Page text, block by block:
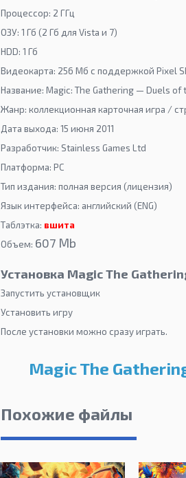
Процессор: 2 ГГц
ОЗУ: 1 Гб (2 Гб для Vista и 7)
HDD: 1 Гб
Видеокарта: 256 Мб с поддержкой Pixel
Название: Magic: The Gathering — Duels of
Жанр: коллекционная карточная игра /
Дата выхода: 15 июня 2011
Разработчик: Stainless Games Ltd
Платформа: PC
Тип издания: полная версия (лицензия)
Язык интерфейса: английский (ENG)
Таблэтка: вшита
Объем: 607 Мb
Установка Magic The
Запустить установщик
Установить игру
После установки можно сразу играть.
Magic The
Похожие файлы